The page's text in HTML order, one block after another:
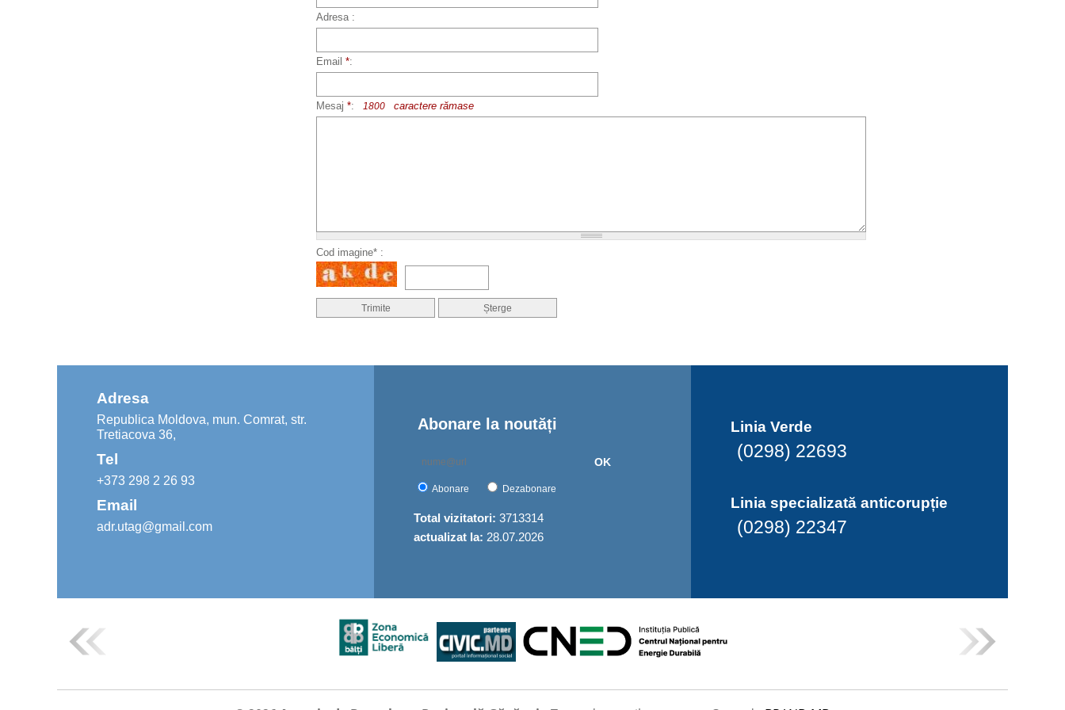
Adresa :
Email *:
Mesaj *: caractere rămase
Cod imagine* :
Adresa
Republica Moldova, mun. Comrat, str.
Tretiacova 36,
Tel
+373 298 2 26 93
Email
adr.utag@gmail.com
Abonare la noutăți
OK
Abonare Dezabonare
Total vizitatori: 3713314
actualizat la: 28.07.2026
Linia Verde
(0298) 22693
Linia specializată anticorupție
(0298) 22347